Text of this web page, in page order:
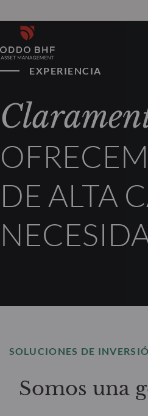
EXPERIENCIA
DE ALTA
SOLUCIONES DE
Somos una